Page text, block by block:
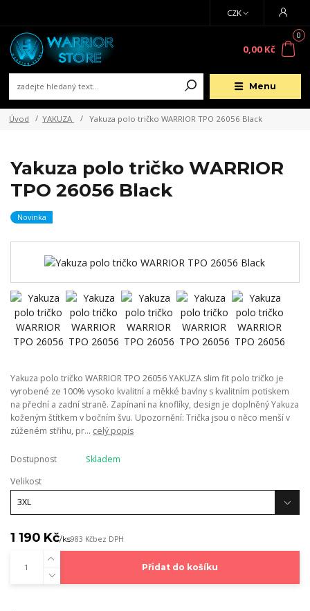
Menu
CZK
0
0,00 Kč
Úvod YAKUZA Yakuza polo tričko WARRIOR TPO 26056 Black
Yakuza polo tričko WARRIOR
TPO 26056 Black
Novinka
Yakuza polo tričko WARRIOR TPO 26056 YAKUZA slim fit polo tričko je
vyrobené ze 100% vysoko kvalitní a měkké bavlny s kvalitním potiskem
na přední a zadní straně. Zapínaní na knoflíky, design je doplněný Yakuza
koženým štítkem v bočním švu. Upozornění: Trička jsou o něco menší v
zúženém střihu, pr... celý popis
Dostupnost
Skladem
Velikost
1 190 Kč/ks983 Kčbez DPH
Přidat do košíku